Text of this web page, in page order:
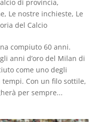
di provincia,
, Le nostre inchieste, Le
del Calcio
compiuto 60 anni.
anni d’oro del Milan di
come uno degli
Con un filo sottile,
per sempre...